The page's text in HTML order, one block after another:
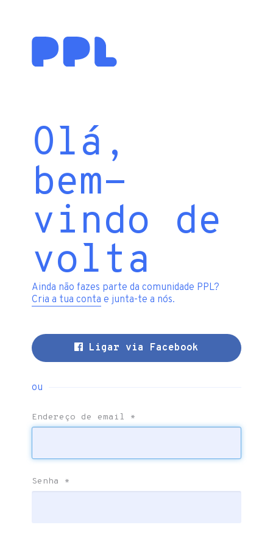
Olá,
bem-
vindo de
volta
Ainda não fazes parte da comunidade PPL?
Cria a tua conta e junta-te a nós.
Ligar via Facebook
ou
Endereço de email *
Senha *